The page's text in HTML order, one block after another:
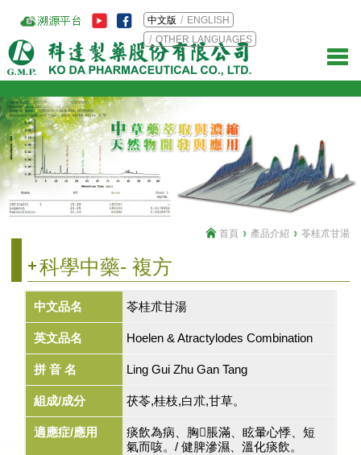
中文版
ENGLISH
OTHER LANGUAGES
科學中藥- 複方
首頁 產品介紹 苓桂朮甘湯
中文品名 苓桂朮甘湯
英文品名 Hoelen & Atractylodes Combination
拼 音 名 Ling Gui Zhu Gan Tang
組成/成分 茯苓,桂枝,白朮,甘草。
適應症/應用
痰飲為病、胸脹滿、眩暈心悸、短
氣而咳。/ 健脾滲濕、溫化痰飲。